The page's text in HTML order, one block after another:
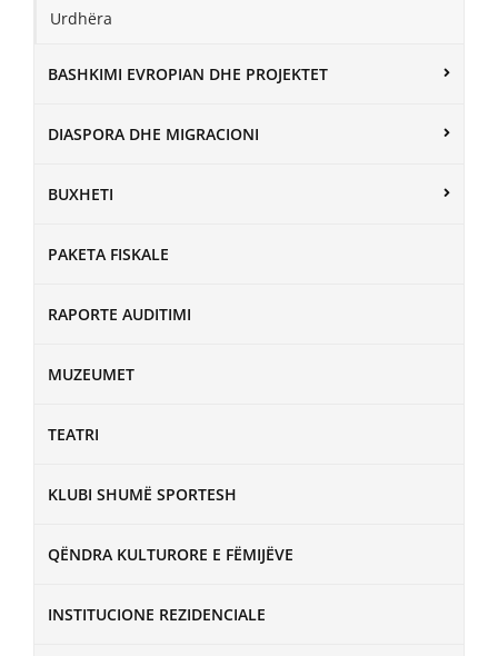
Urdhëra
BASHKIMI EVROPIAN DHE PROJEKTET
DIASPORA DHE MIGRACIONI
BUXHETI
PAKETA FISKALE
RAPORTE AUDITIMI
MUZEUMET
TEATRI
KLUBI SHUMË SPORTESH
QËNDRA KULTURORE E FËMIJËVE
INSTITUCIONE REZIDENCIALE